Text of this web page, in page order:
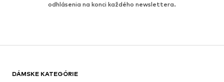
odhlásenia na konci každého newslettera.
DÁMSKE KATEGÓRIE